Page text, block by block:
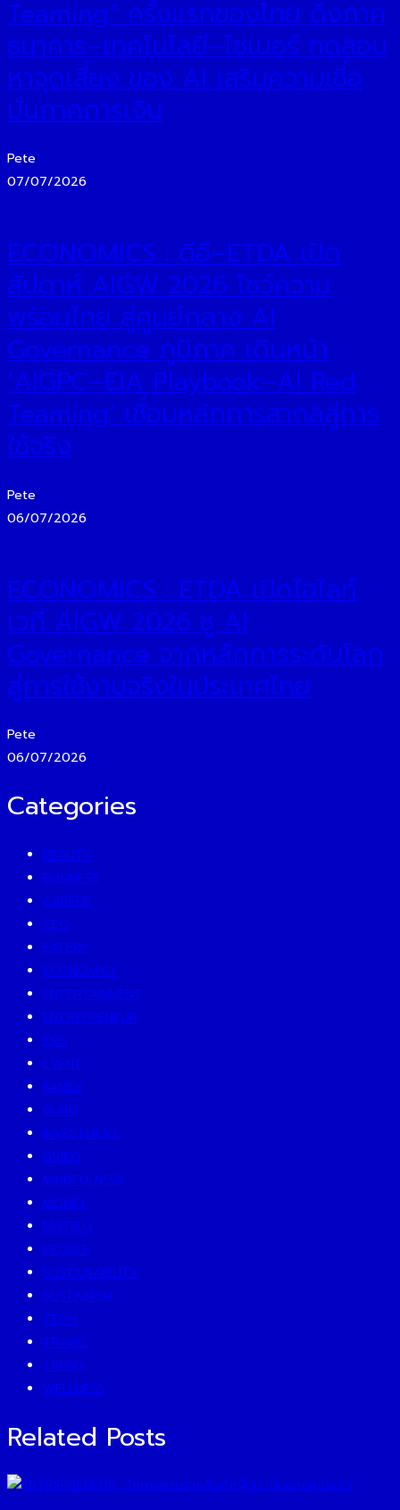
Teaming” ครั้งแรกของไทย ดึงภาค
ธนาคาร–เทคโนโลยี–ไซเบอร์ ทดสอบ
หาจุดเสี่ยง ของ AI เสริมความเชื่อ
มั่นภาคการเงิน
Pete
07/07/2026
ECONOMICS : ดีอี–ETDA เปิด
สัปดาห์ AIGW 2026 โชว์ความ
พร้อมไทย สู่ศูนย์กลาง AI
Governance ภูมิภาค เดินหน้า
‘AIGPC–EIA Playbook–AI Red
Teaming’ เชื่อมหลักการสากลสู่การ
ใช้จริง
Pete
06/07/2026
ECONOMICS : ETDA เปิดไฮไลท์
เวที AIGW 2026 ชู AI
Governance จากหลักการระดับโลก
สู่การใช้งานจริงในประเทศไทย
Pete
06/07/2026
Categories
BEAUTY
BUSINESS
CAREER
CEO
EATERY
ECONOMICS
ENTERTAINMENT
ENTREPRENEUR
ESG
EVENT
FAMILY
GURU
INVESTMENT
LIVING
MINDFULNESS
MONEY
MUTELU
PEOPLE
SUSTAINABILITY
SUSTAINISM
TECH
TRAVEL
TREND
WELLNESS
Related Posts